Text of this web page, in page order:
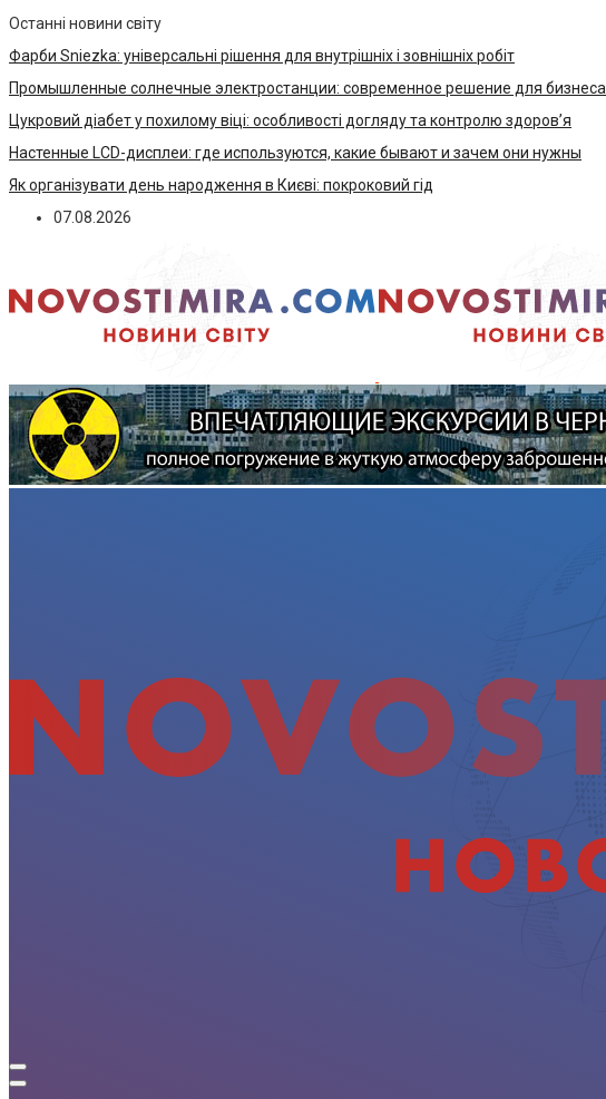
Останні новини світу
Фарби Sniezka: універсальні рішення для внутрішніх і зовнішніх робіт
Промышленные солнечные электростанции: современное решение для бизнеса
Цукровий діабет у похилому віці: особливості догляду та контролю здоров’я
Настенные LCD-дисплеи: где используются, какие бывают и зачем они нужны
Як організувати день народження в Києві: покроковий гід
07.08.2026